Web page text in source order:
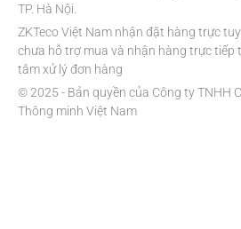
TP. Hà Nội.
ZKTeco Việt Nam nhận đặt hàng trực
chưa hỗ trợ mua và nhận hàng trực tiếp
tâm xử lý đơn hàng
© 2025 - Bản quyền của Công ty TNHH
Thông minh Việt Nam